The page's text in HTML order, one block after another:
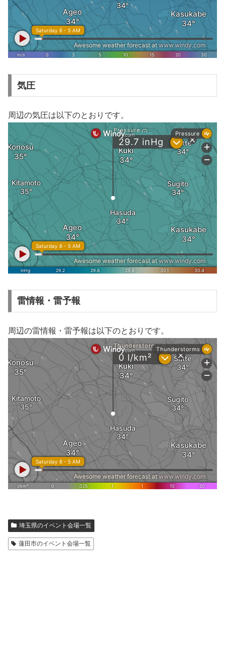
気圧
周辺の気圧は以下のとおりです。
雷情報・雷予報
周辺の雷情報・雷予報は以下のとおりです。
埼玉県のイベント会場一覧
蓮田市のイベント会場一覧